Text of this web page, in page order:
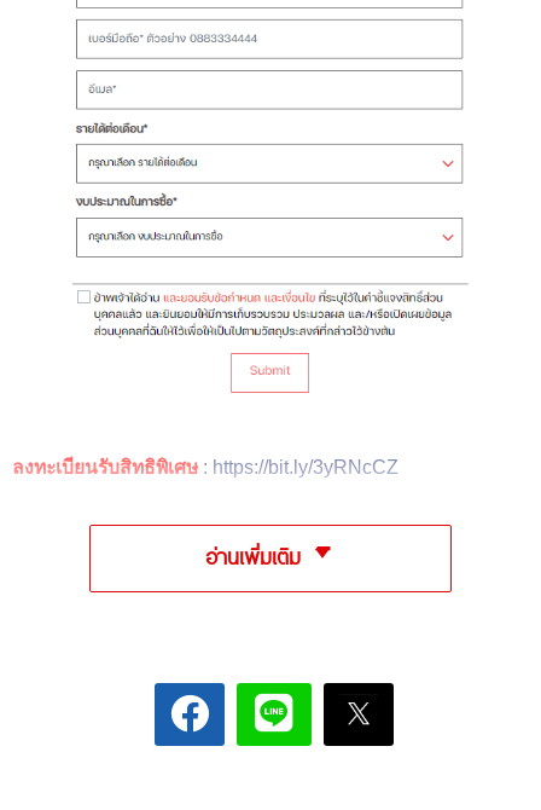
ลงทะเบียนรับสิทธิพิเศษ : https://bit.ly/3yRNcCZ
อ่านเพิ่มเติม